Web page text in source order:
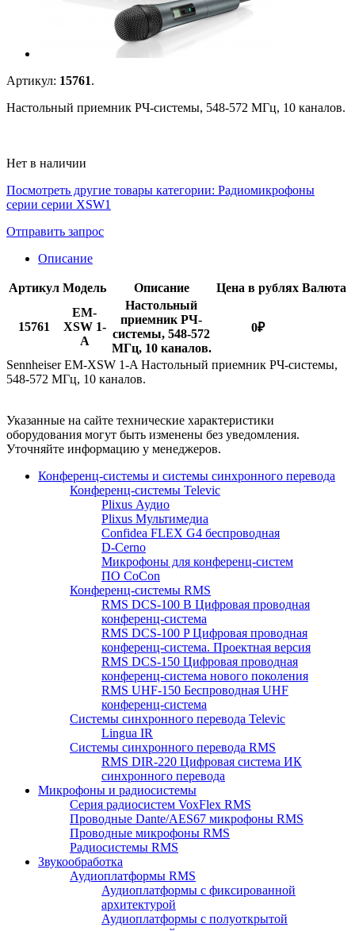
Артикул: 15761.
Настольный приемник РЧ-системы, 548-572 МГц, 10 каналов.
Нет в наличии
Посмотреть другие товары категории: Радиомикрофоны
серии серии XSW1
Отправить запрос
Описание
Артикул Модель Описание Цена в рублях Валюта
15761
EM-
XSW 1-
A
Настольный
приемник РЧ-
системы, 548-572
МГц, 10 каналов.
0₽
Sennheiser EM-XSW 1-A Настольный приемник РЧ-системы,
548-572 МГц, 10 каналов.
Указанные на сайте технические характеристики
оборудования могут быть изменены без уведомления.
Уточняйте информацию у менеджеров.
Конференц-системы и системы синхронного перевода
Конференц-системы Televic
Plixus Аудио
Plixus Мультимедиа
Confidea FLEX G4 беспроводная
D-Cerno
Микрофоны для конференц-систем
ПО CoCon
Конференц-системы RMS
RMS DCS-100 B Цифровая проводная
конференц-система
RMS DCS-100 P Цифровая проводная
конференц-система. Проектная версия
RMS DCS-150 Цифровая проводная
конференц-система нового поколения
RMS UHF-150 Беспроводная UHF
конференц-система
Системы синхронного перевода Televic
Lingua IR
Системы синхронного перевода RMS
RMS DIR-220 Цифровая система ИК
синхронного перевода
Микрофоны и радиосистемы
Серия радиосистем VoxFlex RMS
Проводные Dante/AES67 микрофоны RMS
Проводные микрофоны RMS
Радиосистемы RMS
Звукообработка
Аудиоплатформы RMS
Аудиоплатформы с фиксированной
архитектурой
Аудиоплатформы с полуоткрытой